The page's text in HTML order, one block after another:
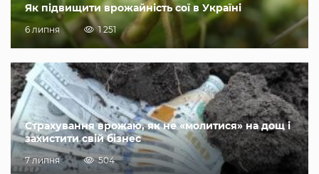
Як підвищити врожайність сої в Україні
6 липня 1 251
Страхування врожаю, як не «молитися» на дощ і
захистити свій бізнес
7 липня 504